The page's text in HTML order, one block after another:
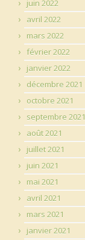
juin 2022
avril 2022
mars 2022
février 2022
janvier 2022
décembre 2021
octobre 2021
septembre 2021
août 2021
juillet 2021
juin 2021
mai 2021
avril 2021
mars 2021
janvier 2021